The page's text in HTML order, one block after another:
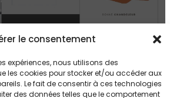
le consentement
expériences, nous utilisons des
les cookies pour stocker et/ou accéder aux
Le fait de consentir à ces technologies
des données telles que le comportement